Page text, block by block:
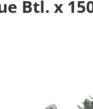
Btl. x